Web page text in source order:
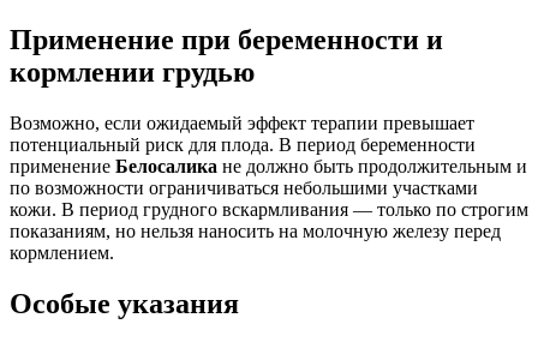
Применение при беременности и
кормлении грудью
Возможно, если ожидаемый эффект терапии превышает
потенциальный риск для плода. В период беременности
применение Белосалика не должно быть продолжительным и
по возможности ограничиваться небольшими участками
кожи. В период грудного вскармливания — только по строгим
показаниям, но нельзя наносить на молочную железу перед
кормлением.
Особые указания